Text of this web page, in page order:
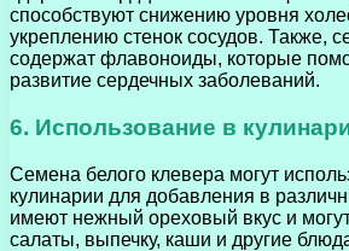
способствуют снижению уровня
укреплению стенок сосудов. Также,
содержат флавоноиды, которые
развитие сердечных заболеваний.
6. Использование в
Семена белого клевера могут
кулинарии для добавления в
имеют нежный ореховый вкус и
салаты, выпечку, каши и другие